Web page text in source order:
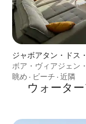
ジャボアタン・ドス
ン・アパート
ボア・ヴィアジェン
ル
眺め · ビーチ · 近隣
ウォータ